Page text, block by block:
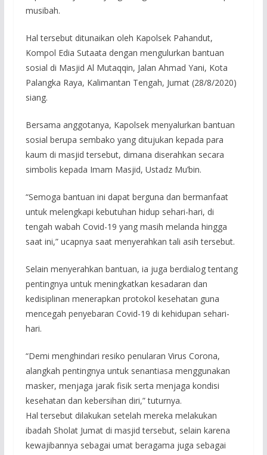
musibah.
Hal tersebut ditunaikan oleh Kapolsek Pahandut,
Kompol Edia Sutaata dengan mengulurkan bantuan
sosial di Masjid Al Mutaqqin, Jalan Ahmad Yani, Kota
Palangka Raya, Kalimantan Tengah, Jumat (28/8/2020)
siang.
Bersama anggotanya, Kapolsek menyalurkan bantuan
sosial berupa sembako yang ditujukan kepada para
kaum di masjid tersebut, dimana diserahkan secara
simbolis kepada Imam Masjid, Ustadz Mu’bin.
“Semoga bantuan ini dapat berguna dan bermanfaat
untuk melengkapi kebutuhan hidup sehari-hari, di
tengah wabah Covid-19 yang masih melanda hingga
saat ini,” ucapnya saat menyerahkan tali asih tersebut.
Selain menyerahkan bantuan, ia juga berdialog tentang
pentingnya untuk meningkatkan kesadaran dan
kedisiplinan menerapkan protokol kesehatan guna
mencegah penyebaran Covid-19 di kehidupan sehari-
hari.
“Demi menghindari resiko penularan Virus Corona,
alangkah pentingnya untuk senantiasa menggunakan
masker, menjaga jarak fisik serta menjaga kondisi
kesehatan dan kebersihan diri,” tuturnya.
Hal tersebut dilakukan setelah mereka melakukan
ibadah Sholat Jumat di masjid tersebut, selain karena
kewajibannya sebagai umat beragama juga sebagai